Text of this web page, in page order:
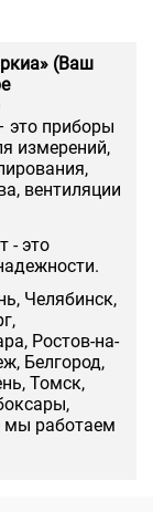
(Ваш
это приборы
измерений,
вентиляции
- это
Челябинск,
Ростов-на-
Белгород,
Томск,
мы работаем